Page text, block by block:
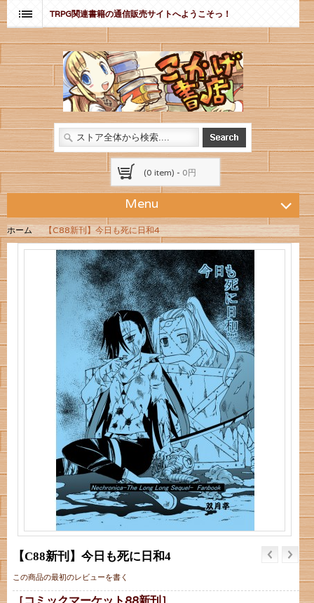
TRPG関連書籍の通信販売サイトへようこそっ！
(0 item) - 0円
Menu
ホーム 【C88新刊】今日も死に日和4
【C88新刊】今日も死に日和4
この商品の最初のレビューを書く